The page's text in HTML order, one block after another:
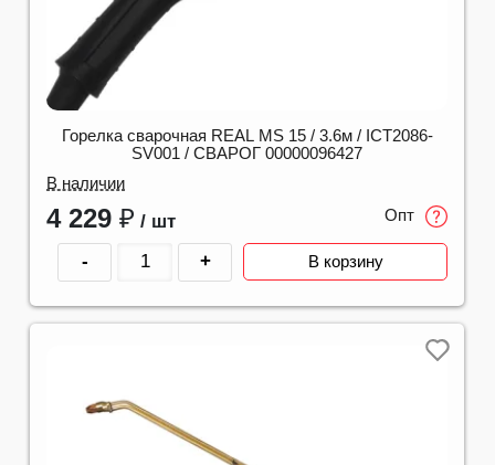
Горелка сварочная REAL MS 15 / 3.6м / ICT2086-
SV001 / СВАРОГ 00000096427
В наличии
4 229 ₽ / шт Опт
- + В корзину